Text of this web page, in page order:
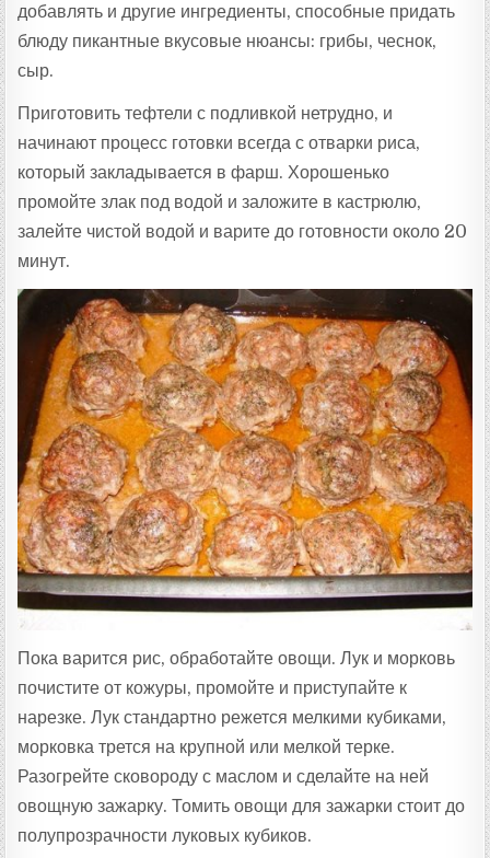
добавлять и другие ингредиенты, способные придать
блюду пикантные вкусовые нюансы: грибы, чеснок,
сыр.
Приготовить тефтели с подливкой нетрудно, и
начинают процесс готовки всегда с отварки риса,
который закладывается в фарш. Хорошенько
промойте злак под водой и заложите в кастрюлю,
залейте чистой водой и варите до готовности около 20
минут.
Пока варится рис, обработайте овощи. Лук и морковь
почистите от кожуры, промойте и приступайте к
нарезке. Лук стандартно режется мелкими кубиками,
морковка трется на крупной или мелкой терке.
Разогрейте сковороду с маслом и сделайте на ней
овощную зажарку. Томить овощи для зажарки стоит до
полупрозрачности луковых кубиков.